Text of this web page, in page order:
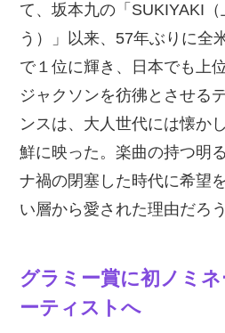
て、坂本九の「SUKIYAKI（
う）」以来、57年ぶりに全
で１位に輝き、日本でも上
ジャクソンを彷彿とさせる
ンスは、大人世代には懐か
鮮に映った。楽曲の持つ明
ナ禍の閉塞した時代に希望
い層から愛された理由だろう
グラミー賞に初ノミ
ーティストへ